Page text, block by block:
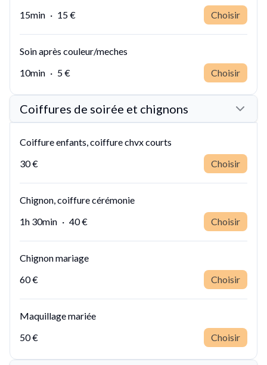
15min · 15 € Choisir
Soin après couleur/meches
10min · 5 € Choisir
Coiffures de soirée et chignons
Coiffure enfants, coiffure chvx courts
30 €
Choisir
Chignon, coiffure cérémonie
1h 30min · 40 € Choisir
Chignon mariage
60 €
Choisir
Maquillage mariée
50 €
Choisir